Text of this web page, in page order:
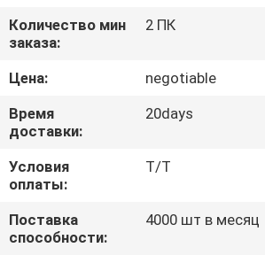
ПУТЕШЕСТВИЕ
ФАБРИКИ
ПРОВЕРКА
КАЧЕСТВА
СВЯЖИТЕСЬ
МЫ
Количество мин
заказа:
2 ПК
Цена:
negotiable
Время
доставки:
20days
Условия
оплаты:
T/T
Поставка
способности:
4000 шт в месяц